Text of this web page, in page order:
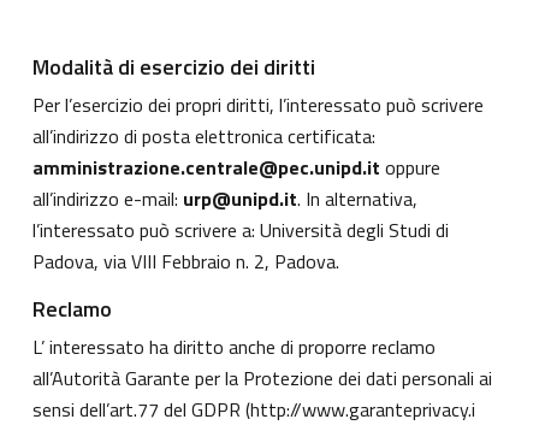
Modalità di esercizio dei diritti
Per l’esercizio dei propri diritti, l’interessato può scrivere
all’indirizzo di posta elettronica certificata:
amministrazione.centrale@pec.unipd.it oppure
all’indirizzo e-mail: urp@unipd.it. In alternativa,
l’interessato può scrivere a: Università degli Studi di
Padova, via VIII Febbraio n. 2, Padova.
Reclamo
L’ interessato ha diritto anche di proporre reclamo
all’Autorità Garante per la Protezione dei dati personali ai
sensi dell’art.77 del GDPR (http://www.garanteprivacy.i